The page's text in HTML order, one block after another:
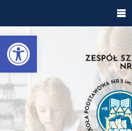
Otwórz pasek narzędzi